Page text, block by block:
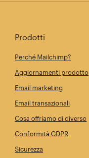
Prodotti
Perché Mailchimp?
Aggiornamenti prodotto
Email marketing
Email transazionali
Cosa offriamo di diverso
Conformità GDPR
Sicurezza